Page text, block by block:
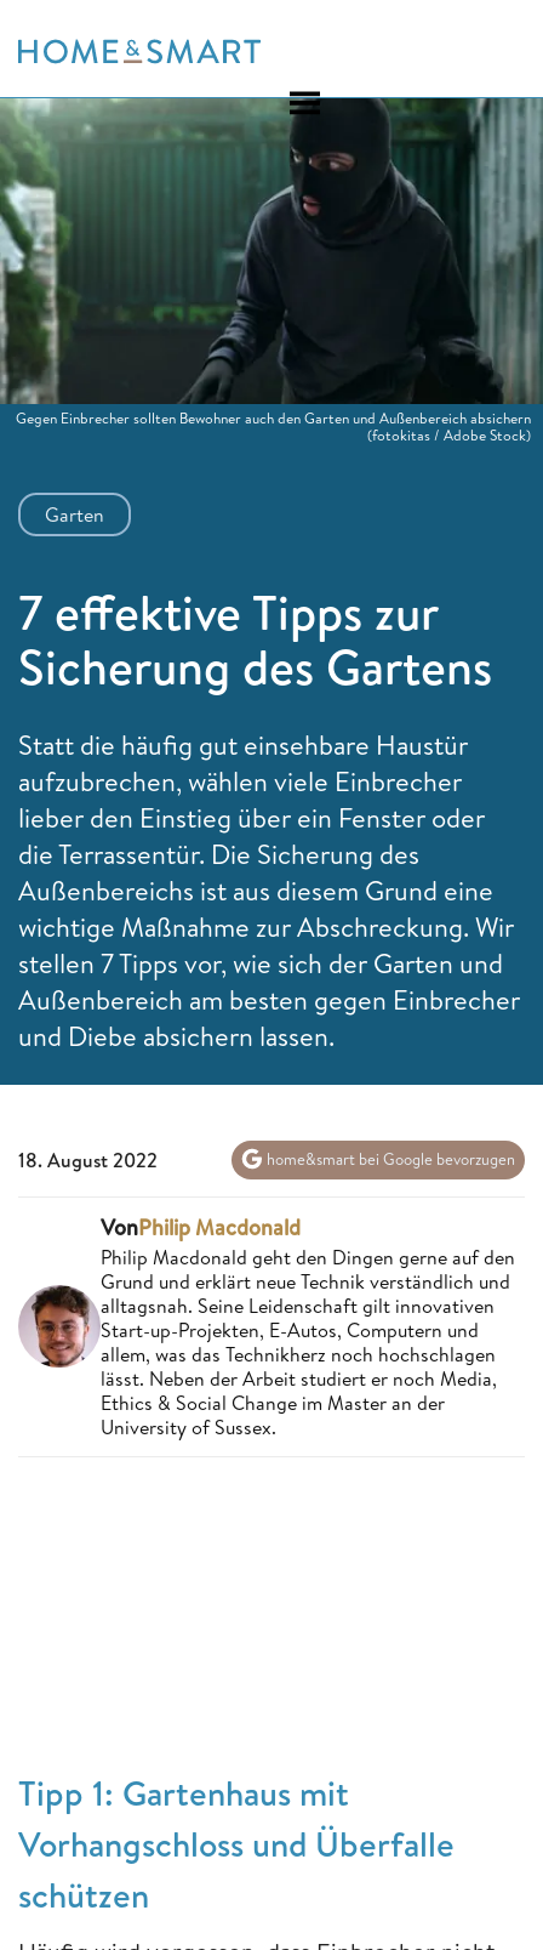
to
Garten
7 effektive Tipps zur
Sicherung des Gartens
Statt die häufig gut einsehbare Haustür
aufzubrechen, wählen viele Einbrecher
lieber den Einstieg über ein Fenster oder
die Terrassentür. Die Sicherung des
Außenbereichs ist aus diesem Grund eine
wichtige Maßnahme zur Abschreckung. Wir
stellen 7 Tipps vor, wie sich der Garten und
Außenbereich am besten gegen Einbrecher
und Diebe absichern lassen.
Gegen Einbrecher sollten Bewohner auch den Garten und Außenbereich absichern
(fotokitas / Adobe Stock)
18. August 2022 home&smart bei Google bevorzugen
VonPhilip Macdonald
Philip Macdonald geht den Dingen gerne auf den
Grund und erklärt neue Technik verständlich und
alltagsnah. Seine Leidenschaft gilt innovativen
Start-up-Projekten, E-Autos, Computern und
allem, was das Technikherz noch hochschlagen
lässt. Neben der Arbeit studiert er noch Media,
Ethics & Social Change im Master an der
University of Sussex.
Tipp 1: Gartenhaus mit
Vorhangschloss und Überfalle
schützen